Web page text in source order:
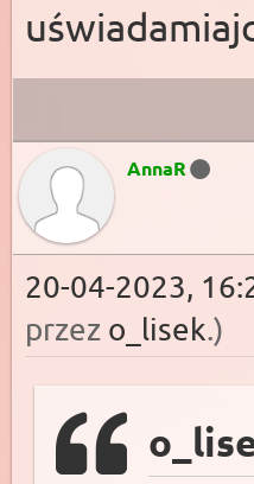
AnnaR
20-04-2023,
przez o_lisek.)